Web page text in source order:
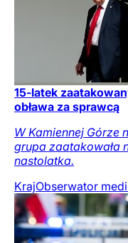
15-latek
obława za sprawcą
W Kamiennej Górze
grupa zaatakowała
nastolatka.
KrajObserwator